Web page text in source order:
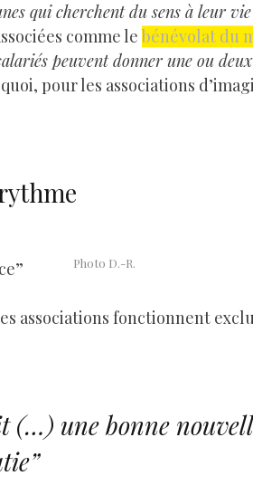
qui cherchent du sens à leur
comme le bénévolat du
peuvent donner une ou
pour les associations
Photo D.-R.
associations fonctionnent
(…) une bonne